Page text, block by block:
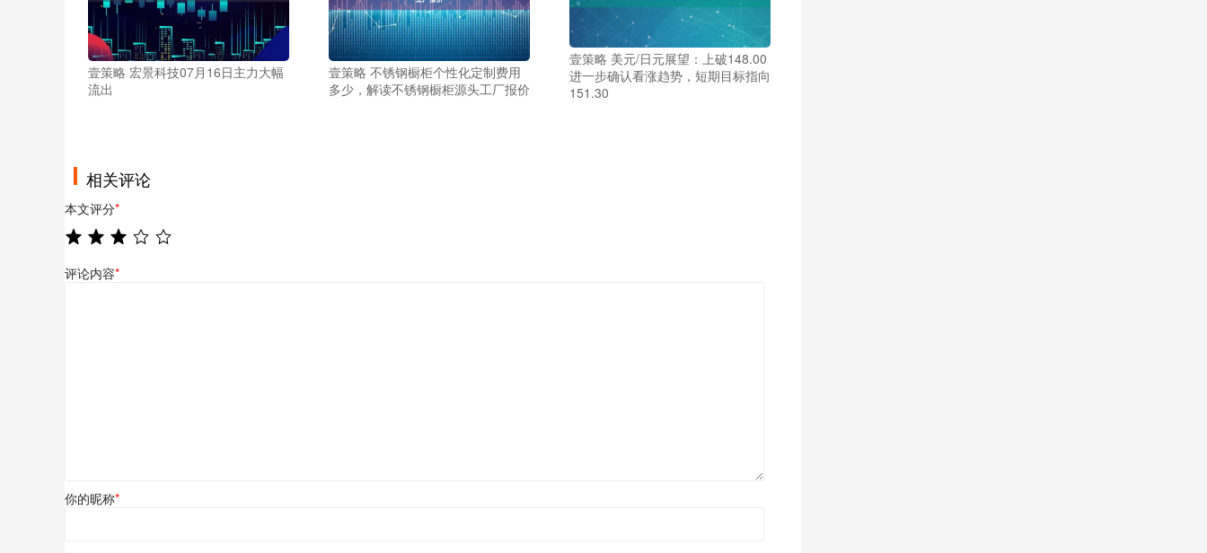
壹策略 宏景科技07月16日主力大幅
流出
壹策略 不锈钢橱柜个性化定制费用
多少，解读不锈钢橱柜源头工厂报价
壹策略 美元/日元展望：上破148.00
进一步确认看涨趋势，短期目标指向
151.30
相关评论
本文评分*
评论内容*
你的昵称*